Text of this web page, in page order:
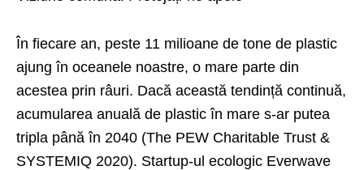
În fiecare an, peste 11 milioane de tone de plastic
ajung în oceanele noastre, o mare parte din
acestea prin râuri. Dacă această tendință continuă,
acumularea anuală de plastic în mare s-ar putea
tripla până în 2040 (The PEW Charitable Trust &
SYSTEMIQ 2020). Startup-ul ecologic Everwave